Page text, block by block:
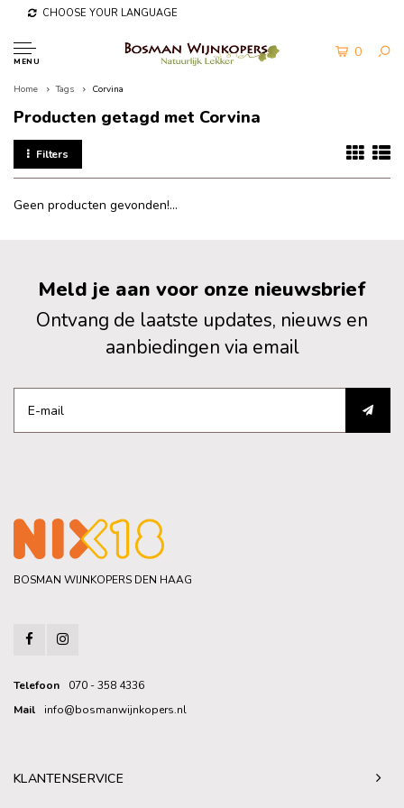
CHOOSE YOUR LANGUAGE
MENU
0
Home Tags Corvina
Producten getagd met Corvina
Filters
Geen producten gevonden!...
Meld je aan voor onze nieuwsbrief
Ontvang de laatste updates, nieuws en
aanbiedingen via email
BOSMAN WIJNKOPERS DEN HAAG
Telefoon
070 - 358 4336
Mail
info@bosmanwijnkopers.nl
KLANTENSERVICE